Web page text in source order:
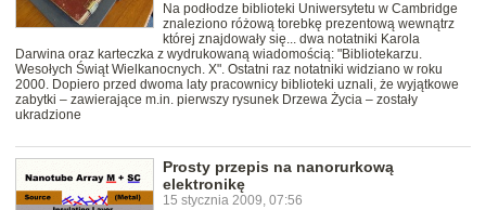
Na podłodze biblioteki Uniwersytetu w Cambridge
znaleziono różową torebkę prezentową wewnątrz
której znajdowały się... dwa notatniki Karola
Darwina oraz karteczka z wydrukowaną wiadomością: "Bibliotekarzu.
Wesołych Świąt Wielkanocnych. X". Ostatni raz notatniki widziano w roku
2000. Dopiero przed dwoma laty pracownicy biblioteki uznali, że wyjątkowe
zabytki – zawierające m.in. pierwszy rysunek Drzewa Życia – zostały
ukradzione
Prosty przepis na nanorurkową
elektronikę
15 stycznia 2009, 07:56